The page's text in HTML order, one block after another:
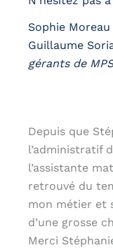
Sophie Moreau
Guillaume
gérants de MPS
Depuis que
l’administratif
l’assistante
retrouvé du
mon métier et
d’une grosse
Merci